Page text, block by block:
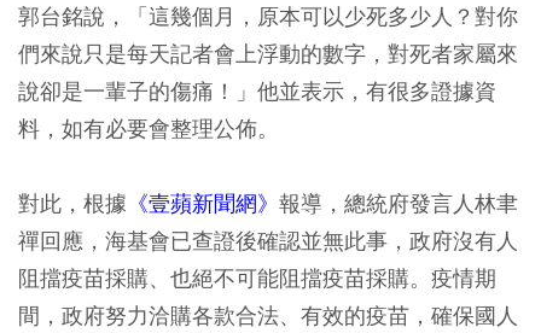
郭台銘說，「這幾個月，原本可以少死多少人？對你
們來說只是每天記者會上浮動的數字，對死者家屬來
說卻是一輩子的傷痛！」他並表示，有很多證據資
料，如有必要會整理公佈。
對此，根據 《壹蘋新聞網》 報導，總統府發言人林聿
禪回應，海基會已查證後確認並無此事，政府沒有人
阻擋疫苗採購、也絕不可能阻擋疫苗採購。疫情期
間，政府努力洽購各款合法、有效的疫苗，確保國人